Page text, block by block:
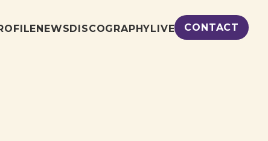
NEWSDISCOGRAPHYLIVE CONTACT